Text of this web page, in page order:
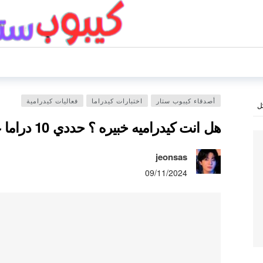
أصدقاء كيبوب ستار اختبارات كيدراما فعاليات كيدرامية
هل انت كيدراميه خبيره ؟ حددي 10 دراما على الأقل لاثبات هذا
jeonsas
09/11/2024